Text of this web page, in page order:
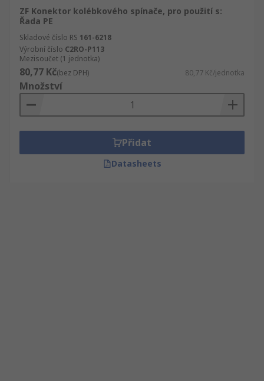
ZF Konektor kolébkového spínače, pro použití s:
Řada PE
Skladové číslo RS 161-6218
Výrobní číslo C2RO-P113
Mezisoučet (1 jednotka)
80,77 Kč(bez DPH) 80,77 Kč/jednotka
Množství
Přidat
Datasheets